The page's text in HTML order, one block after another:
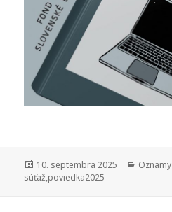
Publikované
10. septembra 2025 Kategórie
Oznamy
súťaž,poviedka2025